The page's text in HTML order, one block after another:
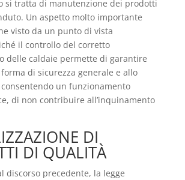
si tratta di manutenzione dei prodotti
Un aspetto molto importante
visto da un punto di vista
il controllo del corretto
delle caldaie permette di garantire
di sicurezza generale e allo
un funzionamento
di non contribuire all’inquinamento
DI
DI QUALITÀ
discorso precedente, la legge